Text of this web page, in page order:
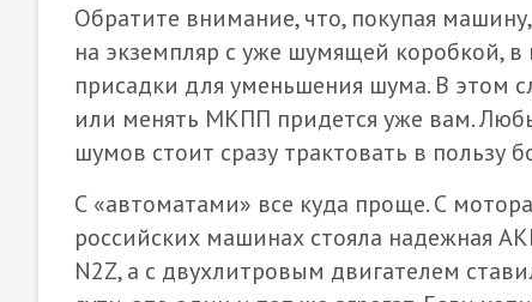
Обратите внимание, что, покупая
на экземпляр с уже шумящей коробкой, в
присадки для уменьшения шума. В этом
или менять МКПП придется уже вам.
шумов стоит сразу трактовать в пользу
С «автоматами» все куда проще. С
российских машинах стояла надежная
N2Z, а с двухлитровым двигателем